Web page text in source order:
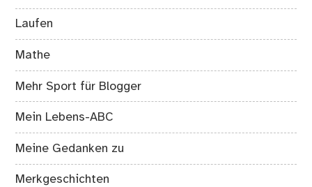
Laufen
Mathe
Mehr Sport für Blogger
Mein Lebens-ABC
Meine Gedanken zu
Merkgeschichten